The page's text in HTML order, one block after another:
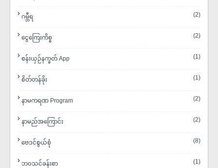
ဂမ္ဘီရ (2)
ငွေကြေးကိစ္စ (2)
စန်းယှဉ်နက္ခတ် App (1)
စိတ်တန်ခိုး (1)
နာမကရဏ Program (2)
နာမည်အကြောင်း (2)
ဗေဒင်စွယ်စုံ (8)
ဘ၀သင်ခန်းစာ (1)